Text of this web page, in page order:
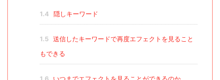
1.4 隠しキーワード
1.5
送信したキーワードで再度エフェクトを見ること
もできる